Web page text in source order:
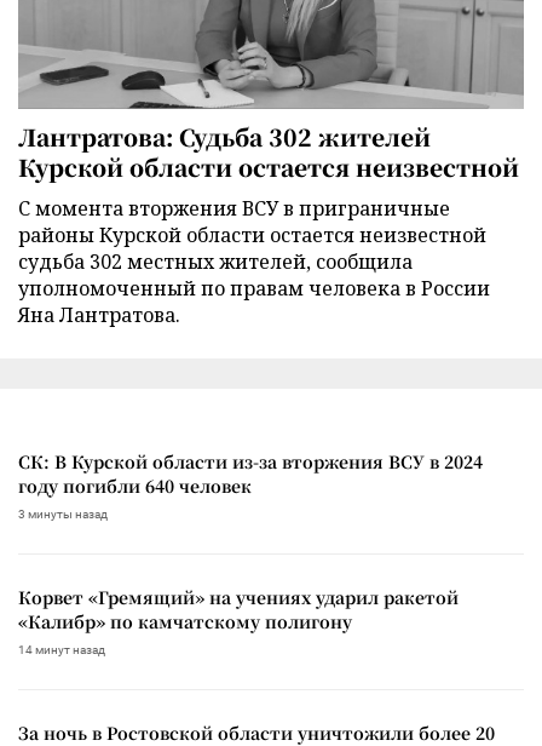
Лантратова: Судьба 302 жителей
Курской области остается неизвестной
С момента вторжения ВСУ в приграничные
районы Курской области остается неизвестной
судьба 302 местных жителей, сообщила
уполномоченный по правам человека в России
Яна Лантратова.
СК: В Курской области из-за вторжения ВСУ в 2024
году погибли 640 человек
3 минуты назад
Корвет «Гремящий» на учениях ударил ракетой
«Калибр» по камчатскому полигону
14 минут назад
За ночь в Ростовской области уничтожили более 20